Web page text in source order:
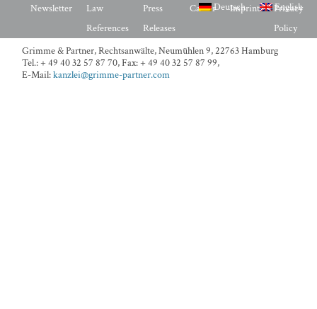
Deutsch English
Newsletter
Law
References
Press
Releases
Career Imprint
Privacy
Policy
Grimme & Partner, Rechtsanwälte,Neumühlen 9, 22763 Hamburg
Tel.: + 49 40 32 57 87 70,Fax: + 49 40 32 57 87 99,
E-Mail:kanzlei@grimme-partner.com